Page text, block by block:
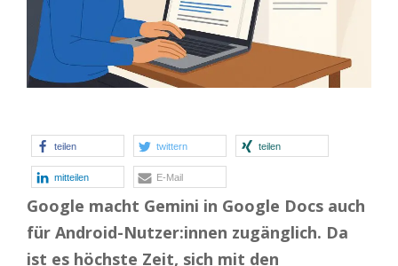
teilen twittern teilen
mitteilen E-Mail
Google macht Gemini in Google Docs auch
für Android-Nutzer:innen zugänglich. Da
ist es höchste Zeit, sich mit den